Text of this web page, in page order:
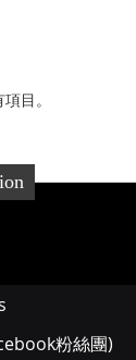
目。
粉絲團)